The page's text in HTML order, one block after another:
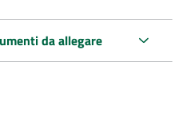
da allegare